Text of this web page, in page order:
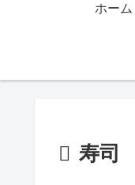
ホーム
寿司